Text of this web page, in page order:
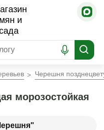
Черешня
морозостойкая